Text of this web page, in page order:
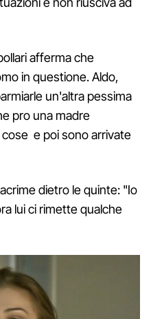
afferma che
in questione. Aldo,
un'altra pessima
pro una madre
e poi sono arrivate
dietro le quinte: "Io
lui ci rimette qualche